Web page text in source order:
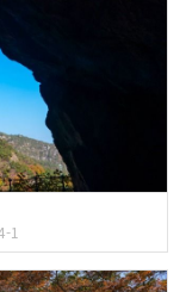
1